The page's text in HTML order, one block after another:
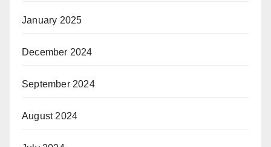
January 2025
December 2024
September 2024
August 2024